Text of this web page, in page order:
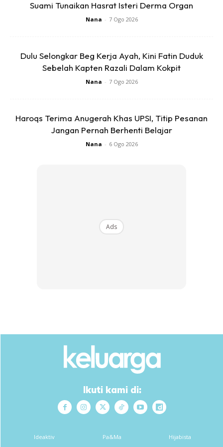
5. Kalau korang ada lebih dari 1 kereta, pilih kereta yang
korang rasa takkan pakai kalau tiba2 terpaksa bawak
Ads
Suami Tunaikan Hasrat Isteri Derma Organ
Nana - 7 Ogo 2026
Dulu Selongkar Beg Kerja Ayah, Kini Fatin Duduk
Sebelah Kapten Razali Dalam Kokpit
Nana - 7 Ogo 2026
Haroqs Terima Anugerah Khas UPSI, Titip Pesanan
Jangan Pernah Berhenti Belajar
Nana - 6 Ogo 2026
Ads
Ikuti kami di:
Ideaktiv Pa&Ma Hijabista